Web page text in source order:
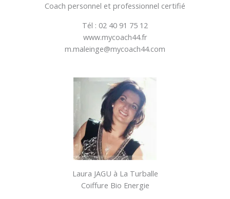
Coach personnel et professionnel certifié
Tél : 02 40 91 75 12
www.mycoach44.fr
m.maleinge@mycoach44.com
Laura JAGU à La Turballe
Coiffure Bio Energie